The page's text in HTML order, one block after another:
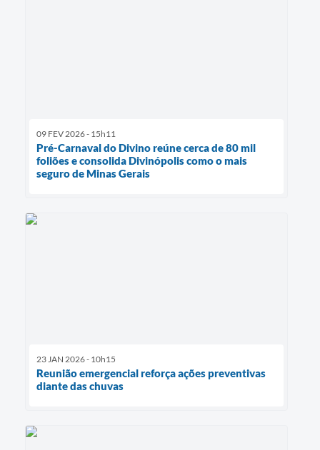
09 FEV 2026 - 15h11
Pré-Carnaval do Divino reúne cerca de 80 mil
foliões e consolida Divinópolis como o mais
seguro de Minas Gerais
23 JAN 2026 - 10h15
Reunião emergencial reforça ações preventivas
diante das chuvas